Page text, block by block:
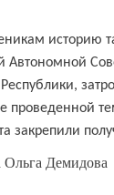
историю
Автономной
проведенной
закрепили
Ольга Демидова